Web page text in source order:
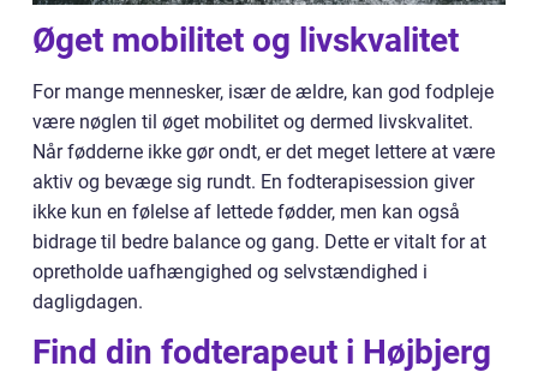
Øget mobilitet og livskvalitet
For mange mennesker, især de ældre, kan god fodpleje
være nøglen til øget mobilitet og dermed livskvalitet.
Når fødderne ikke gør ondt, er det meget lettere at være
aktiv og bevæge sig rundt. En fodterapisession giver
ikke kun en følelse af lettede fødder, men kan også
bidrage til bedre balance og gang. Dette er vitalt for at
opretholde uafhængighed og selvstændighed i
dagligdagen.
Find din fodterapeut i Højbjerg